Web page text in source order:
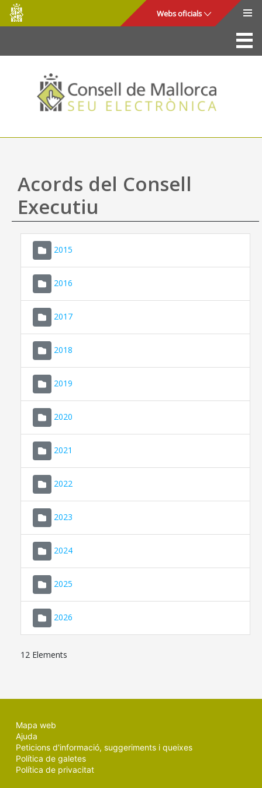
Salta al contingut principal
Consell
de
Mallorca
Webs oficials
La Seu
Consell de Mallorca
Accés i seguretat
Utilitats
Ajuda
Acords del Consell
Executiu
2015
2016
2017
2018
2019
2020
2021
2022
2023
2024
2025
2026
12 Elements
Mapa web
Ajuda
Peticions d'informació, suggeriments i queixes
Política de galetes
Política de privacitat